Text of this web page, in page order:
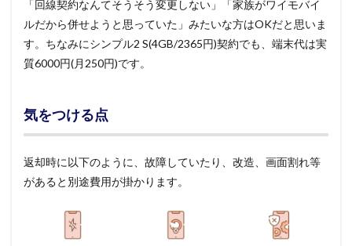
「回線契約なんてそうそう変更しない」「家族がワイモバイ
ルだから併せようと思っていた」みたいな方はOKだと思いま
す。ちなみにシンプル2 S(4GB/2365円)契約でも、端末代は実
質6000円(月250円)です。
気をつける点
返却時に以下のように、故障していたり、改造、画面割れ等
があると別途費用が掛かります。